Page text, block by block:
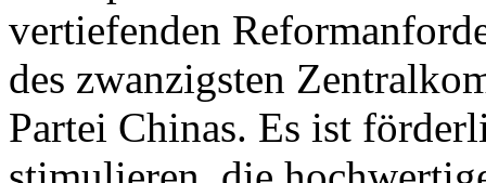
vertiefenden
des zwanzigsten
Partei Chinas. Es ist